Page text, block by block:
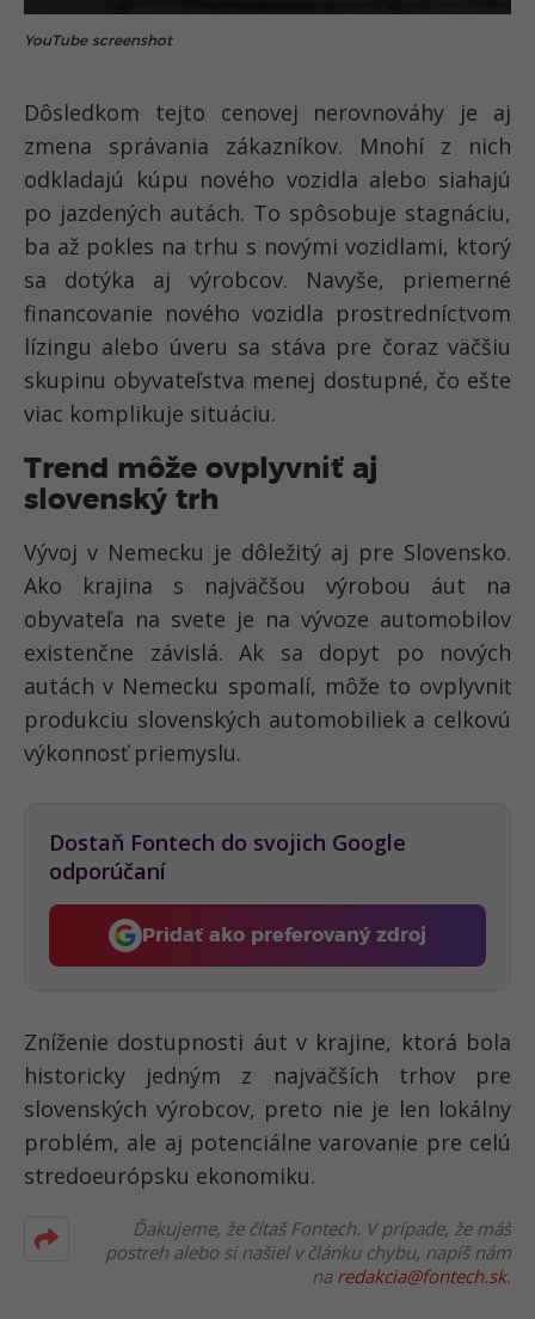
YouTube screenshot
Dôsledkom tejto cenovej nerovnováhy je aj
zmena správania zákazníkov. Mnohí z nich
odkladajú kúpu nového vozidla alebo siahajú
po jazdených autách. To spôsobuje stagnáciu,
ba až pokles na trhu s novými vozidlami, ktorý
sa dotýka aj výrobcov. Navyše, priemerné
financovanie nového vozidla prostredníctvom
lízingu alebo úveru sa stáva pre čoraz väčšiu
skupinu obyvateľstva menej dostupné, čo ešte
viac komplikuje situáciu.
Trend môže ovplyvniť aj
slovenský trh
Vývoj v Nemecku je dôležitý aj pre Slovensko.
Ako krajina s najväčšou výrobou áut na
obyvateľa na svete je na vývoze automobilov
existenčne závislá. Ak sa dopyt po nových
autách v Nemecku spomalí, môže to ovplyvniť
produkciu slovenských automobiliek a celkovú
výkonnosť priemyslu.
Dostaň Fontech do svojich Google
odporúčaní
Pridať ako preferovaný zdroj
Fontech, odkaz sa otvorí v
Zníženie dostupnosti áut v krajine, ktorá bola
historicky jedným z najväčších trhov pre
slovenských výrobcov, preto nie je len lokálny
problém, ale aj potenciálne varovanie pre celú
stredoeurópsku ekonomiku.
Ďakujeme, že čítaš Fontech. V prípade, že máš
postreh alebo si našiel v článku chybu, napíš nám
na redakcia@fontech.sk.